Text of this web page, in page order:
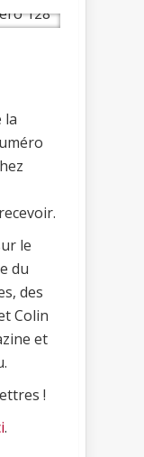
la
le
du
des
Colin
et
!
.